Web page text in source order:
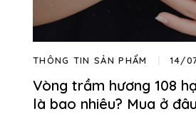
THÔNG TIN SẢN PHẨM 14/
Vòng trầm hương 108
là bao nhiêu? Mua ở